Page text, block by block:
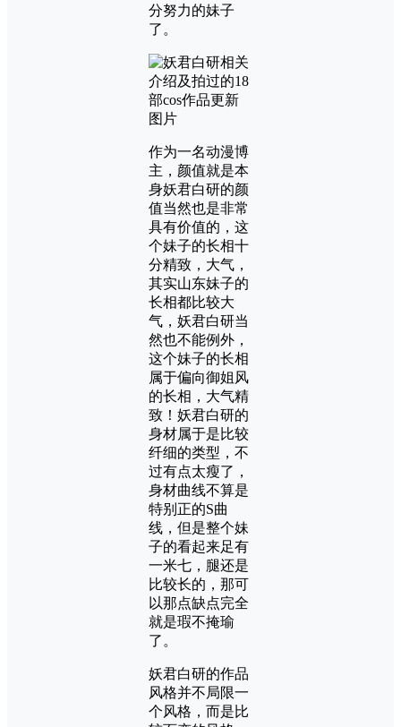
分努力的妹子
了。
作为一名动漫博
主，颜值就是本
身妖君白研的颜
值当然也是非常
具有价值的，这
个妹子的长相十
分精致，大气，
其实山东妹子的
长相都比较大
气，妖君白研当
然也不能例外，
这个妹子的长相
属于偏向御姐风
的长相，大气精
致！妖君白研的
身材属于是比较
纤细的类型，不
过有点太瘦了，
身材曲线不算是
特别正的S曲
线，但是整个妹
子的看起来足有
一米七，腿还是
比较长的，那可
以那点缺点完全
就是瑕不掩瑜
了。
妖君白研的作品
风格并不局限一
个风格，而是比